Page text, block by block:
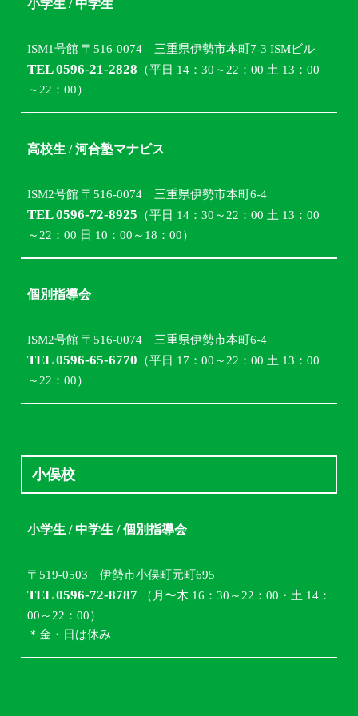
小学生 / 中学生
ISM1号館 〒516-0074 三重県伊勢市本町7-3 ISMビル
TEL 0596-21-2828 （平日 14：30～22：00 土 13：00
～22：00）
高校生 / 河合塾マナビス
ISM2号館 〒516-0074 三重県伊勢市本町6-4
TEL 0596-72-8925 （平日 14：30～22：00 土 13：00
～22：00 日 10：00～18：00）
個別指導会
ISM2号館 〒516-0074 三重県伊勢市本町6-4
TEL 0596-65-6770 （平日 17：00～22：00 土 13：00
～22：00）
小俣校
小学生 / 中学生 / 個別指導会
〒519-0503 伊勢市小俣町元町695
TEL 0596-72-8787 （月〜木 16：30～22：00・土 14：
00～22：00）
＊金・日は休み